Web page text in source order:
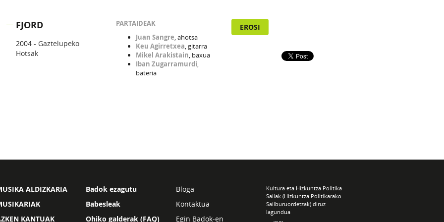
FJORD
2004 - Gaztelupeko
Hotsak
PARTAIDEAK
Juan Sangre, ahotsa
Keu Agirretxea, gitarra
Mikel Arakistain, baxua
Iban Zugarramurdi,
bateria
EROSI
ALDIZKARIA
KANTUAK
Badok ezagutu
Babesleak
Ohiko galderak (FAQ)
Bloga
Kontaktua
Egin Badok-en
Kultura eta Hizkuntza Politika
Sailak (Hizkuntza Politikarako
Sailburuordetzak) diruz
lagundua